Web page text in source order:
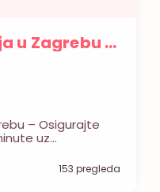
u Zagrebu –
– Osigurajte
uz
osvježenje
uvod u
153 pregleda